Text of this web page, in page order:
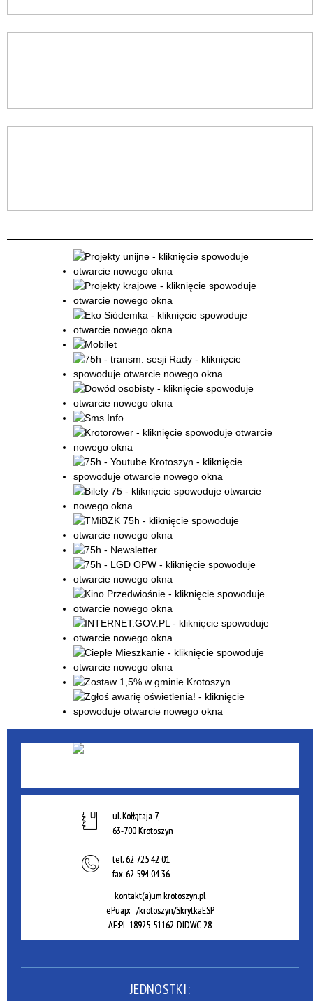
ul. Kołłątaja 7,
63-700 Krotoszyn
tel.62 725 42 01
fax.62 594 04 36
kontakt(a)um.krotoszyn.pl
ePuap: /krotoszyn/SkrytkaESP
AE:PL-18925-51162-DIDWC-28
JEDNOSTKI: